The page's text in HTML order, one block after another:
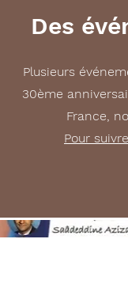
Des
Plusieurs
30ème
France,
Pour